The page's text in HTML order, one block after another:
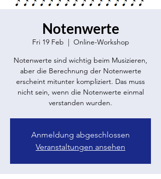
Notenwerte
Fri 19 Feb
  |
Online-Workshop
Notenwerte sind wichtig beim Musizieren,
aber die Berechnung der Notenwerte
erscheint mitunter kompliziert. Das muss
nicht sein, wenn die Notenwerte einmal
verstanden wurden.
Anmeldung abgeschlossen
Veranstaltungen ansehen